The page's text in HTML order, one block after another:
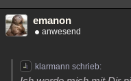
emanon
anwesend
klarmann schrieb: